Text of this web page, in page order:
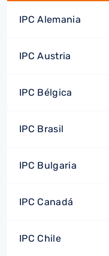
IPC Alemania
IPC Austria
IPC Bélgica
IPC Brasil
IPC Bulgaria
IPC Canadá
IPC Chile